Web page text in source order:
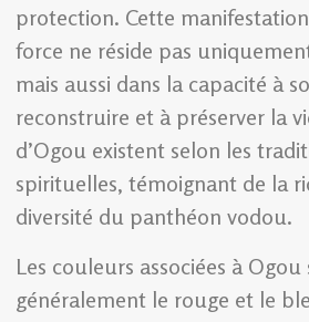
protection. Cette
force ne réside pas
mais aussi dans la capacité à
reconstruire et à préserver la
d’Ogou existent selon les
spirituelles, témoignant de la
diversité du panthéon vodou.
Les couleurs associées à Ogou
généralement le rouge et le